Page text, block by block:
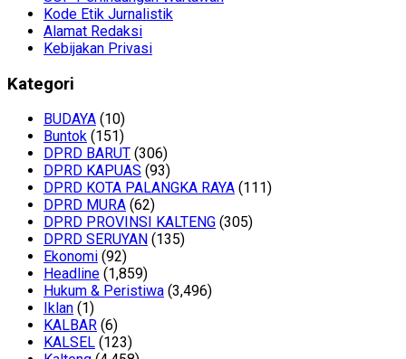
Kode Etik Jurnalistik
Alamat Redaksi
Kebijakan Privasi
Kategori
BUDAYA (10)
Buntok (151)
DPRD BARUT (306)
DPRD KAPUAS (93)
DPRD KOTA PALANGKA RAYA (111)
DPRD MURA (62)
DPRD PROVINSI KALTENG (305)
DPRD SERUYAN (135)
Ekonomi (92)
Headline (1,859)
Hukum & Peristiwa (3,496)
Iklan (1)
KALBAR (6)
KALSEL (123)